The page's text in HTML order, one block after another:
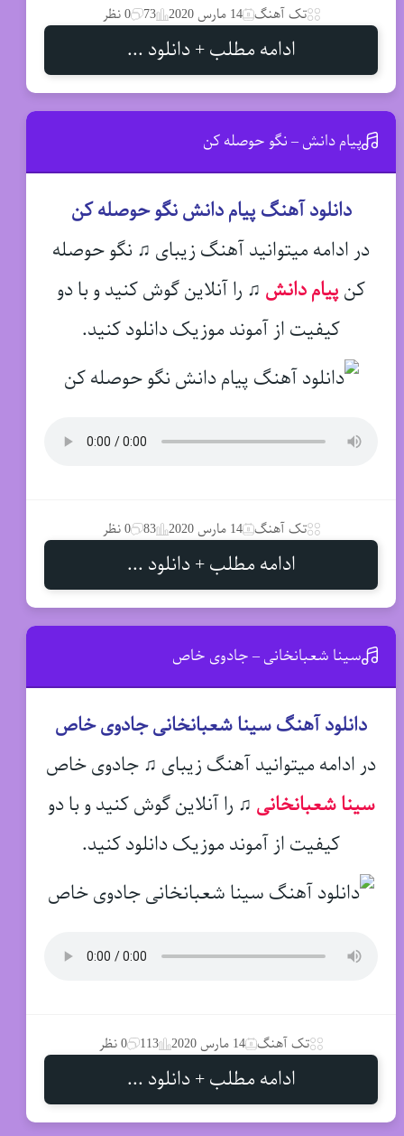
تک آهنگ 14 مارس 2020 73 0 نظر
ادامه مطلب + دانلود ...
پیام دانش – نگو حوصله کن
دانلود آهنگ پیام دانش نگو حوصله کن
در ادامه میتوانید آهنگ زیبای ♫ نگو حوصله
کنپیام دانش ♫ را آنلاین گوش کنید و با دو
کیفیت از آموند موزیک دانلود کنید.
تک آهنگ 14 مارس 2020 83 0 نظر
ادامه مطلب + دانلود ...
سینا شعبانخانی – جادوی خاص
دانلود آهنگ سینا شعبانخانی جادوی خاص
در ادامه میتوانید آهنگ زیبای ♫ جادوی خاص
سینا شعبانخانی ♫ را آنلاین گوش کنید و با دو
کیفیت از آموند موزیک دانلود کنید.
تک آهنگ 14 مارس 2020 113 0 نظر
ادامه مطلب + دانلود ...